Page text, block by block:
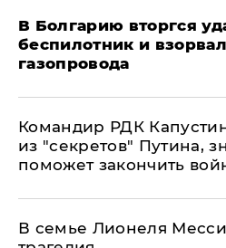
В Болгарию вторгся
беспилотник и
газопровода
Командир РДК
из "секретов" Путина,
поможет закончить
В семье Лионеля